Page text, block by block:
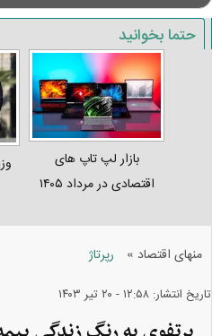
حتما بخوانید
بازار لپ‌ تاپ‌ های
اقتصادی در مرداد ۱۴۰۵
منهای اقتصاد » رپرتاژ
تاریخ انتشار: ۱۲:۵۸ - ۲۰ تير ۱۴۰۳